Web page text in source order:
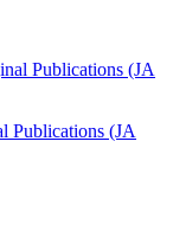
Publications (JA